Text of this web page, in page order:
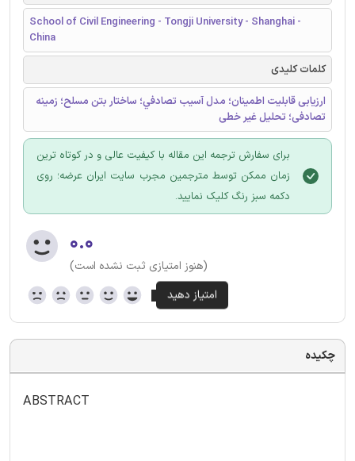
School of Civil Engineering - Tongji University - Shanghai -
China
کلمات کلیدی
ارزیابی قابلیت اطمینان؛ مدل آسیب تصادفي؛ ساختار بتن مسلح؛ زمینه
تصادفی؛ تحلیل غیر خطی
برای سفارش ترجمه این مقاله با کیفیت عالی و در کوتاه ترین
زمان ممکن توسط مترجمین مجرب سایت ایران عرضه؛ روی
دکمه سبز رنگ کلیک نمایید.
۰.۰
(هنوز امتیازی ثبت نشده است)
چکیده
ABSTRACT